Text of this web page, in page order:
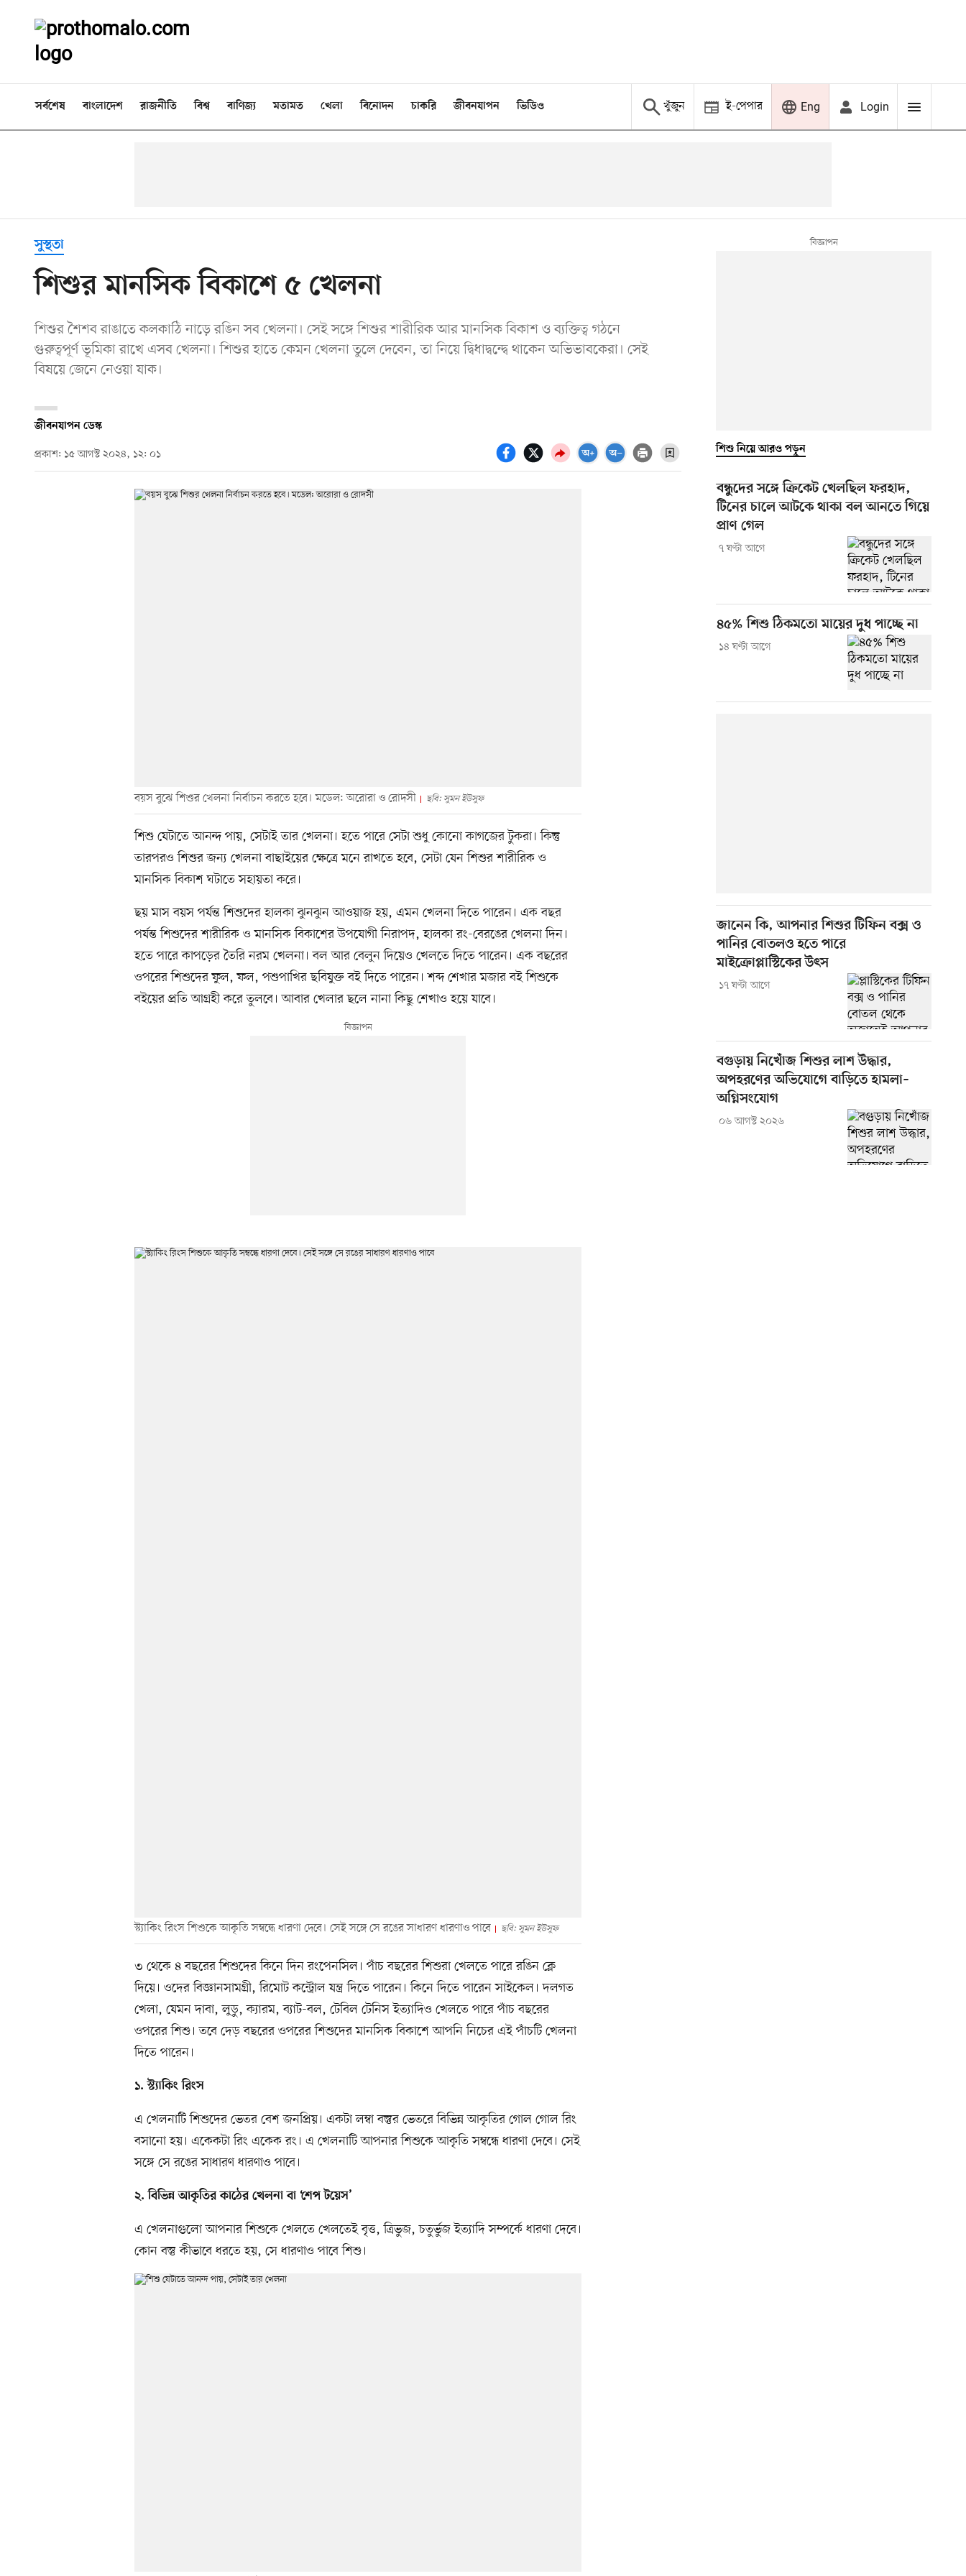
সর্বশেষ বাংলাদেশ রাজনীতি বিশ্ব বাণিজ্য মতামত খেলা বিনোদন চাকরি জীবনযাপন ভিডিও খুঁজুন ই-পেপার Eng Login
সুস্থতা
শিশুর মানসিক বিকাশে ৫ খেলনা
শিশুর শৈশব রাঙাতে কলকাঠি নাড়ে রঙিন সব খেলনা। সেই সঙ্গে শিশুর শারীরিক আর মানসিক বিকাশ ও ব্যক্তিত্ব গঠনে
গুরুত্বপূর্ণ ভূমিকা রাখে এসব খেলনা। শিশুর হাতে কেমন খেলনা তুলে দেবেন, তা নিয়ে দ্বিধাদ্বন্দ্বে থাকেন অভিভাবকেরা। সেই
বিষয়ে জেনে নেওয়া যাক।
জীবনযাপন ডেস্ক
প্রকাশ: ১৫ আগস্ট ২০২৪, ১২: ০১
বয়স বুঝে শিশুর খেলনা নির্বাচন করতে হবে। মডেল: অরোরা ও রোদসী ছবি: সুমন ইউসুফ
শিশু যেটাতে আনন্দ পায়, সেটাই তার খেলনা। হতে পারে সেটা শুধু কোনো কাগজের টুকরা। কিন্তু
তারপরও শিশুর জন্য খেলনা বাছাইয়ের ক্ষেত্রে মনে রাখতে হবে, সেটা যেন শিশুর শারীরিক ও
মানসিক বিকাশ ঘটাতে সহায়তা করে।
ছয় মাস বয়স পর্যন্ত শিশুদের হালকা ঝুনঝুন আওয়াজ হয়, এমন খেলনা দিতে পারেন। এক বছর
পর্যন্ত শিশুদের শারীরিক ও মানসিক বিকাশের উপযোগী নিরাপদ, হালকা রং-বেরঙের খেলনা দিন।
হতে পারে কাপড়ের তৈরি নরম খেলনা। বল আর বেলুন দিয়েও খেলতে দিতে পারেন। এক বছরের
ওপরের শিশুদের ফুল, ফল, পশুপাখির ছবিযুক্ত বই দিতে পারেন। শব্দ শেখার মজার বই শিশুকে
বইয়ের প্রতি আগ্রহী করে তুলবে। আবার খেলার ছলে নানা কিছু শেখাও হয়ে যাবে।
স্ট্যাকিং রিংস শিশুকে আকৃতি সম্বন্ধে ধারণা দেবে। সেই সঙ্গে সে রঙের সাধারণ ধারণাও পাবে ছবি: সুমন ইউসুফ
৩ থেকে ৪ বছরের শিশুদের কিনে দিন রংপেনসিল। পাঁচ বছরের শিশুরা খেলতে পারে রঙিন ক্লে
দিয়ে। ওদের বিজ্ঞানসামগ্রী, রিমোট কন্ট্রোল যন্ত্র দিতে পারেন। কিনে দিতে পারেন সাইকেল। দলগত
খেলা, যেমন দাবা, লুডু, ক্যারম, ব্যাট-বল, টেবিল টেনিস ইত্যাদিও খেলতে পারে পাঁচ বছরের
ওপরের শিশু। তবে দেড় বছরের ওপরের শিশুদের মানসিক বিকাশে আপনি নিচের এই পাঁচটি খেলনা
দিতে পারেন।
১. স্ট্যাকিং রিংস
এ খেলনাটি শিশুদের ভেতর বেশ জনপ্রিয়। একটা লম্বা বস্তুর ভেতরে বিভিন্ন আকৃতির গোল গোল রিং
বসানো হয়। একেকটা রিং একেক রং। এ খেলনাটি আপনার শিশুকে আকৃতি সম্বন্ধে ধারণা দেবে। সেই
সঙ্গে সে রঙের সাধারণ ধারণাও পাবে।
২. বিভিন্ন আকৃতির কাঠের খেলনা বা ‘শেপ টয়েস’
এ খেলনাগুলো আপনার শিশুকে খেলতে খেলতেই বৃত্ত, ত্রিভুজ, চতুর্ভুজ ইত্যাদি সম্পর্কে ধারণা দেবে।
কোন বস্তু কীভাবে ধরতে হয়, সে ধারণাও পাবে শিশু।
শিশু নিয়ে আরও পড়ুন
বন্ধুদের সঙ্গে ক্রিকেট খেলছিল ফরহাদ,
টিনের চালে আটকে থাকা বল আনতে গিয়ে
প্রাণ গেল
৭ ঘণ্টা আগে
৪৫% শিশু ঠিকমতো মায়ের দুধ পাচ্ছে না
১৪ ঘণ্টা আগে
জানেন কি, আপনার শিশুর টিফিন বক্স ও
পানির বোতলও হতে পারে
মাইক্রোপ্লাস্টিকের উৎস
১৭ ঘণ্টা আগে
বগুড়ায় নিখোঁজ শিশুর লাশ উদ্ধার,
অপহরণের অভিযোগে বাড়িতে হামলা–
অগ্নিসংযোগ
০৬ আগস্ট ২০২৬